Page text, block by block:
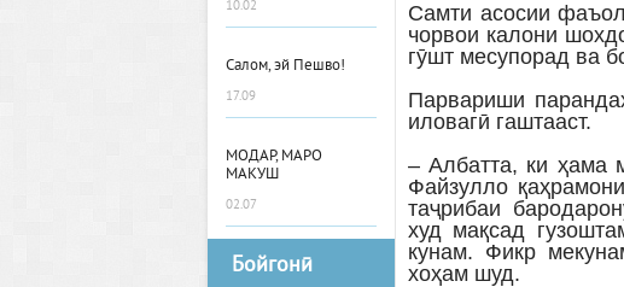
10.02
Салом, эй Пешво!
17.09
МОДАР, МАРО
МАКУШ
02.07
Бойгонӣ
Самти асосии
чорвои калони
гӯшт месупорад ва
Парвариши
иловагӣ гаштааст.
– Албатта, ки ҳама
Файзулло
таҷрибаи
худ мақсад
кунам. Фикр
хоҳам шуд.